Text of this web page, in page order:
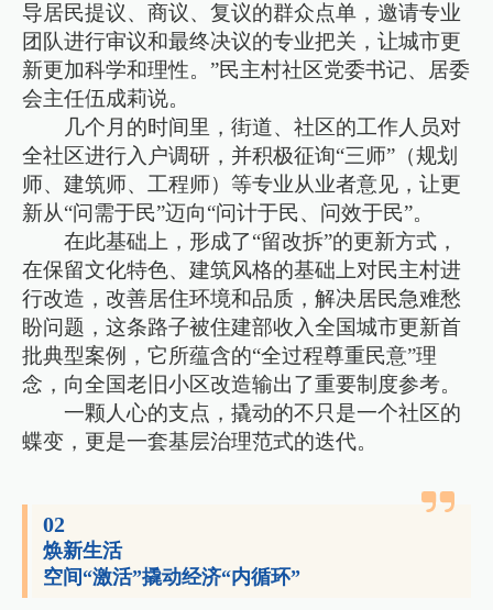
导居民提议、商议、复议的群众点单，邀请专业
团队进行审议和最终决议的专业把关，让城市更
新更加科学和理性。”民主村社区党委书记、居委
会主任伍成莉说。
几个月的时间里，街道、社区的工作人员对
全社区进行入户调研，并积极征询“三师”（规划
师、建筑师、工程师）等专业从业者意见，让更
新从“问需于民”迈向“问计于民、问效于民”。
在此基础上，形成了“留改拆”的更新方式，
在保留文化特色、建筑风格的基础上对民主村进
行改造，改善居住环境和品质，解决居民急难愁
盼问题，这条路子被住建部收入全国城市更新首
批典型案例，它所蕴含的“全过程尊重民意”理
念，向全国老旧小区改造输出了重要制度参考。
一颗人心的支点，撬动的不只是一个社区的
蝶变，更是一套基层治理范式的迭代。
02
焕新生活
空间“激活”撬动经济“内循环”